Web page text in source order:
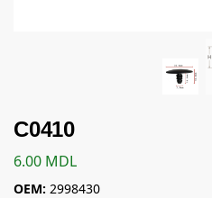
C0410
6.00 MDL
OEM: 2998430